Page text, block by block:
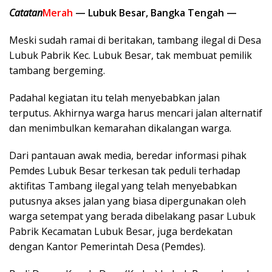
CatatanMerah — Lubuk Besar, Bangka Tengah —
Meski sudah ramai di beritakan, tambang ilegal di Desa
Lubuk Pabrik Kec. Lubuk Besar, tak membuat pemilik
tambang bergeming.
Padahal kegiatan itu telah menyebabkan jalan
terputus. Akhirnya warga harus mencari jalan alternatif
dan menimbulkan kemarahan dikalangan warga.
Dari pantauan awak media, beredar informasi pihak
Pemdes Lubuk Besar terkesan tak peduli terhadap
aktifitas Tambang ilegal yang telah menyebabkan
putusnya akses jalan yang biasa dipergunakan oleh
warga setempat yang berada dibelakang pasar Lubuk
Pabrik Kecamatan Lubuk Besar, juga berdekatan
dengan Kantor Pemerintah Desa (Pemdes).